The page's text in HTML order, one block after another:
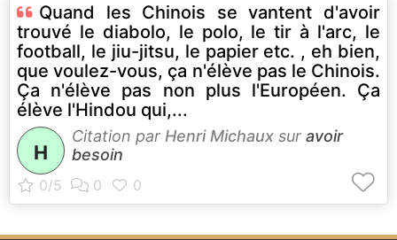
Quand les Chinois se vantent d'avoir
trouvé le diabolo, le polo, le tir à l'arc, le
football, le jiu-jitsu, le papier etc. , eh bien,
que voulez-vous, ça n'élève pas le Chinois.
Ça n'élève pas non plus l'Européen. Ça
élève l'Hindou qui,...
H
Citation par Henri Michaux sur avoir
besoin